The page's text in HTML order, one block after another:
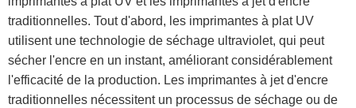
traditionnelles. Tout d'abord, les imprimantes à plat UV
utilisent une technologie de séchage ultraviolet, qui peut
sécher l'encre en un instant, améliorant considérablement
l'efficacité de la production. Les imprimantes à jet d'encre
traditionnelles nécessitent un processus de séchage ou de